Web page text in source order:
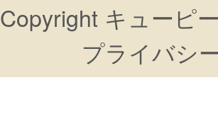
Copyright キューピ
プライバシ